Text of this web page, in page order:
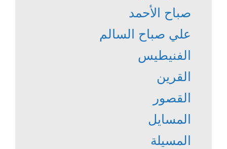
صباح الأحمد
علي صباح السالم
الفنيطيس
القرين
القصور
المسايل
المسيلة